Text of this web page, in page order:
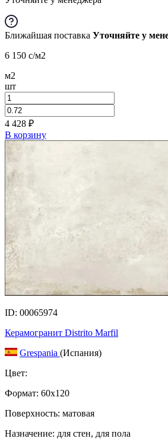
Ближайшая поставка Уточняйте у
6 150 c/м2
м2
шт
4 428 ₽
В корзину
ID: 00065974
Керамогранит Distrito Marfil
Grespania (Испания)
Цвет:
Формат: 60x120
Поверхность: матовая
Назначение: для стен, для пола